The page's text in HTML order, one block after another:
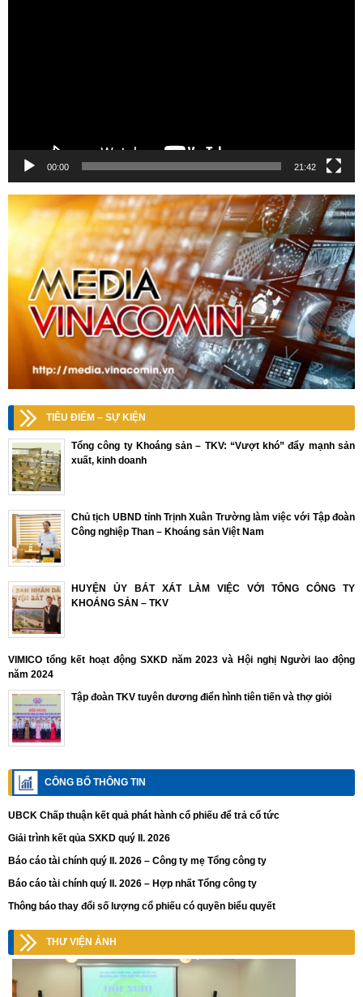
00:00 21:42
TIÊU ĐIỂM – SỰ KIỆN
Tổng công ty Khoáng sản – TKV: “Vượt khó” đẩy mạnh sản
xuất, kinh doanh
Chủ tịch UBND tỉnh Trịnh Xuân Trường làm việc với Tập đoàn
Công nghiệp Than – Khoáng sản Việt Nam
HUYỆN ỦY BÁT XÁT LÀM VIỆC VỚI TỔNG CÔNG TY
KHOÁNG SẢN – TKV
VIMICO tổng kết hoạt động SXKD năm 2023 và Hội nghị Người lao động
năm 2024
Tập đoàn TKV tuyên dương điển hình tiên tiến và thợ giỏi
CÔNG BỐ THÔNG TIN
UBCK Chấp thuận kết quả phát hành cổ phiếu để trả cổ tức
Giải trình kết qủa SXKD quý II. 2026
Báo cáo tài chính quý II. 2026 – Công ty mẹ Tổng công ty
Báo cáo tài chính quý II. 2026 – Hợp nhất Tổng công ty
Thông báo thay đổi số lượng cổ phiếu có quyền biểu quyết
THƯ VIỆN ẢNH